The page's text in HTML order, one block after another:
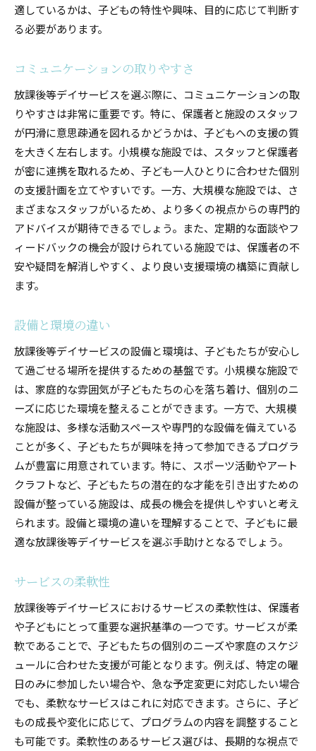
ポイント
家族とのコミュニケーションの頻度
支援計画の透明性
費用対効果の評価
兄弟姉妹の同時利用の可能性
家庭訪問サービスの有無
小規模と大規模の放課後等デイサービスの具体的な
特徴を解説
人数とプログラムの関係性
個別支援と集団支援のバランス
施設設備の違いと影響
運営方針の違いがもたらす影響
地域社会との連携方法
重要な要素
施設の立地と通園時間
スタッフの専門性と経験
プログラムの柔軟性と多様性
コミュニケーションの取りやすさ
保護者のフィードバックの取り入れ方
教育と療育のバランス
最適な支援を受けるために放課後等デイサービスの
規模を選ぶ
家庭環境とサービスのマッチング
保護者と施設の協力体制
地域資源とのネットワーク活用
長期的な関係構築のメリット
適しているかは、子どもの特性や興味、目的に応じて判断す
る必要があります。
コミュニケーションの取りやすさ
放課後等デイサービスを選ぶ際に、コミュニケーションの取
りやすさは非常に重要です。特に、保護者と施設のスタッフ
が円滑に意思疎通を図れるかどうかは、子どもへの支援の質
を大きく左右します。小規模な施設では、スタッフと保護者
が密に連携を取れるため、子ども一人ひとりに合わせた個別
の支援計画を立てやすいです。一方、大規模な施設では、さ
まざまなスタッフがいるため、より多くの視点からの専門的
アドバイスが期待できるでしょう。また、定期的な面談やフ
ィードバックの機会が設けられている施設では、保護者の不
安や疑問を解消しやすく、より良い支援環境の構築に貢献し
ます。
設備と環境の違い
放課後等デイサービスの設備と環境は、子どもたちが安心し
て過ごせる場所を提供するための基盤です。小規模な施設で
は、家庭的な雰囲気が子どもたちの心を落ち着け、個別のニ
ーズに応じた環境を整えることができます。一方で、大規模
な施設は、多様な活動スペースや専門的な設備を備えている
ことが多く、子どもたちが興味を持って参加できるプログラ
ムが豊富に用意されています。特に、スポーツ活動やアート
クラフトなど、子どもたちの潜在的な才能を引き出すための
設備が整っている施設は、成長の機会を提供しやすいと考え
られます。設備と環境の違いを理解することで、子どもに最
適な放課後等デイサービスを選ぶ手助けとなるでしょう。
サービスの柔軟性
放課後等デイサービスにおけるサービスの柔軟性は、保護者
や子どもにとって重要な選択基準の一つです。サービスが柔
軟であることで、子どもたちの個別のニーズや家庭のスケジ
ュールに合わせた支援が可能となります。例えば、特定の曜
日のみに参加したい場合や、急な予定変更に対応したい場合
でも、柔軟なサービスはこれに対応できます。さらに、子ど
もの成長や変化に応じて、プログラムの内容を調整すること
も可能です。柔軟性のあるサービス選びは、長期的な視点で